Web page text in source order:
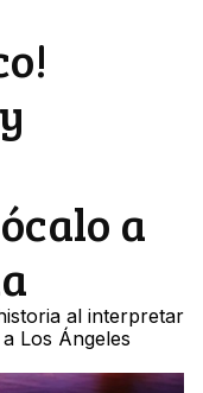
a
al interpretar
Los Ángeles